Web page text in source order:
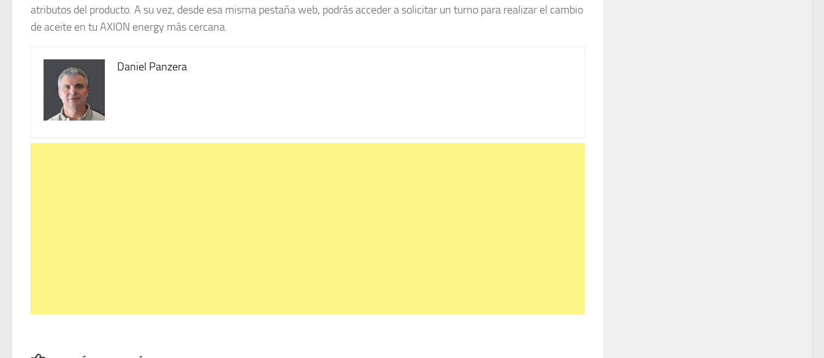
atributos del producto. A su vez, desde esa misma pestaña web, podrás acceder a solicitar un turno para realizar el cambio
de aceite en tu AXION energy más cercana.
Daniel Panzera